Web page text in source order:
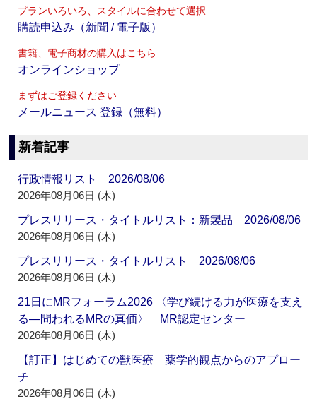
プランいろいろ、スタイルに合わせて選択
購読申込み（新聞 / 電子版）
書籍、電子商材の購入はこちら
オンラインショップ
まずはご登録ください
メールニュース 登録（無料）
新着記事
行政情報リスト 2026/08/06
2026年08月06日 (木)
プレスリリース・タイトルリスト：新製品 2026/08/06
2026年08月06日 (木)
プレスリリース・タイトルリスト 2026/08/06
2026年08月06日 (木)
21日にMRフォーラム2026 〈学び続ける力が医療を支え
る―問われるMRの真価〉 MR認定センター
2026年08月06日 (木)
【訂正】はじめての獣医療 薬学的観点からのアプロー
チ
2026年08月06日 (木)